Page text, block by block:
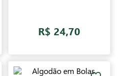
R$ 24,70